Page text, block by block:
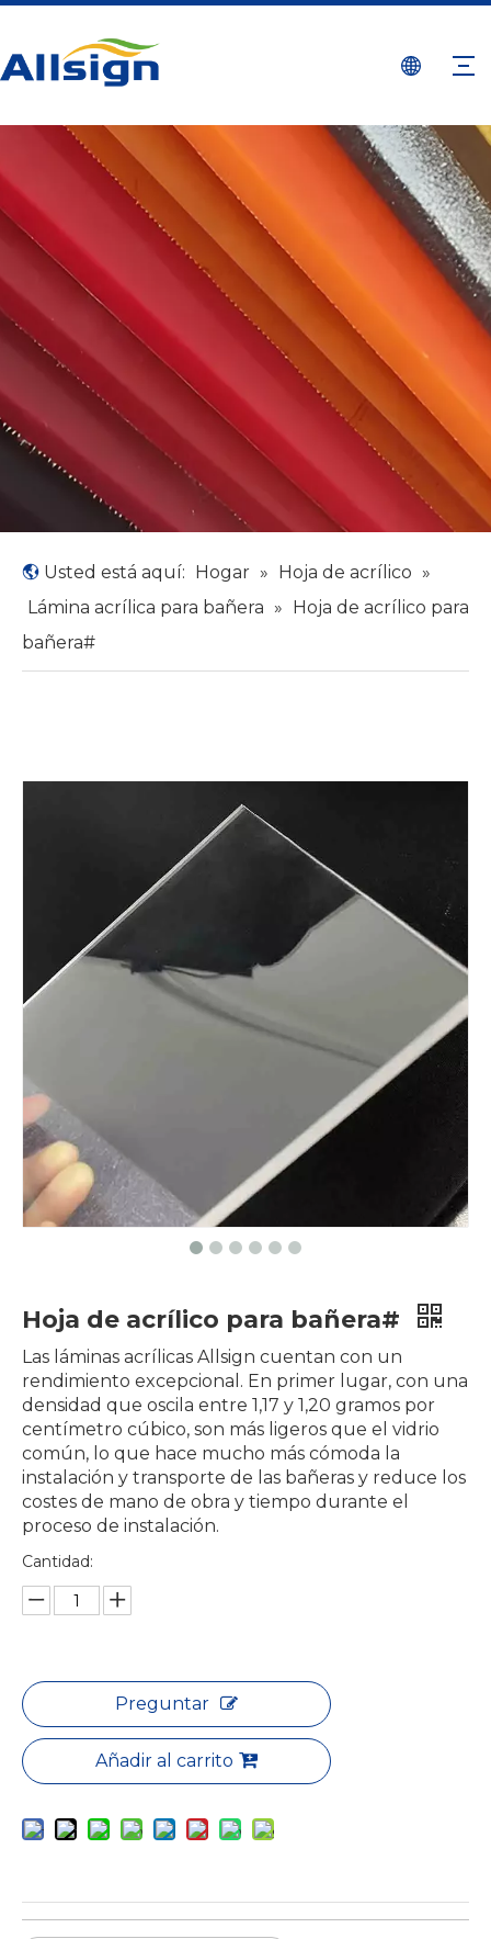
Usted está aquí: Hogar » Hoja de acrílico »
Lámina acrílica para bañera » Hoja de acrílico para
bañera#
Hoja de acrílico para bañera#
Las láminas acrílicas Allsign cuentan con un
rendimiento excepcional. En primer lugar, con una
densidad que oscila entre 1,17 y 1,20 gramos por
centímetro cúbico, son más ligeros que el vidrio
común, lo que hace mucho más cómoda la
instalación y transporte de las bañeras y reduce los
costes de mano de obra y tiempo durante el
proceso de instalación.
Cantidad:
Preguntar
Añadir al carrito